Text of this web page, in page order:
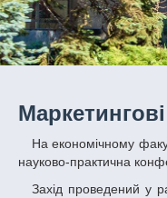
На економічному факультеті ДНУ імені Олеся Гончара за участі провідних спеціалістів з України, Польщі та Болгарії відбулася міжнародна
науково-практична
Захід проведений у рамках представлення науково-методичних положень та обміну знань, що напрацьовані за держбюджетною темою